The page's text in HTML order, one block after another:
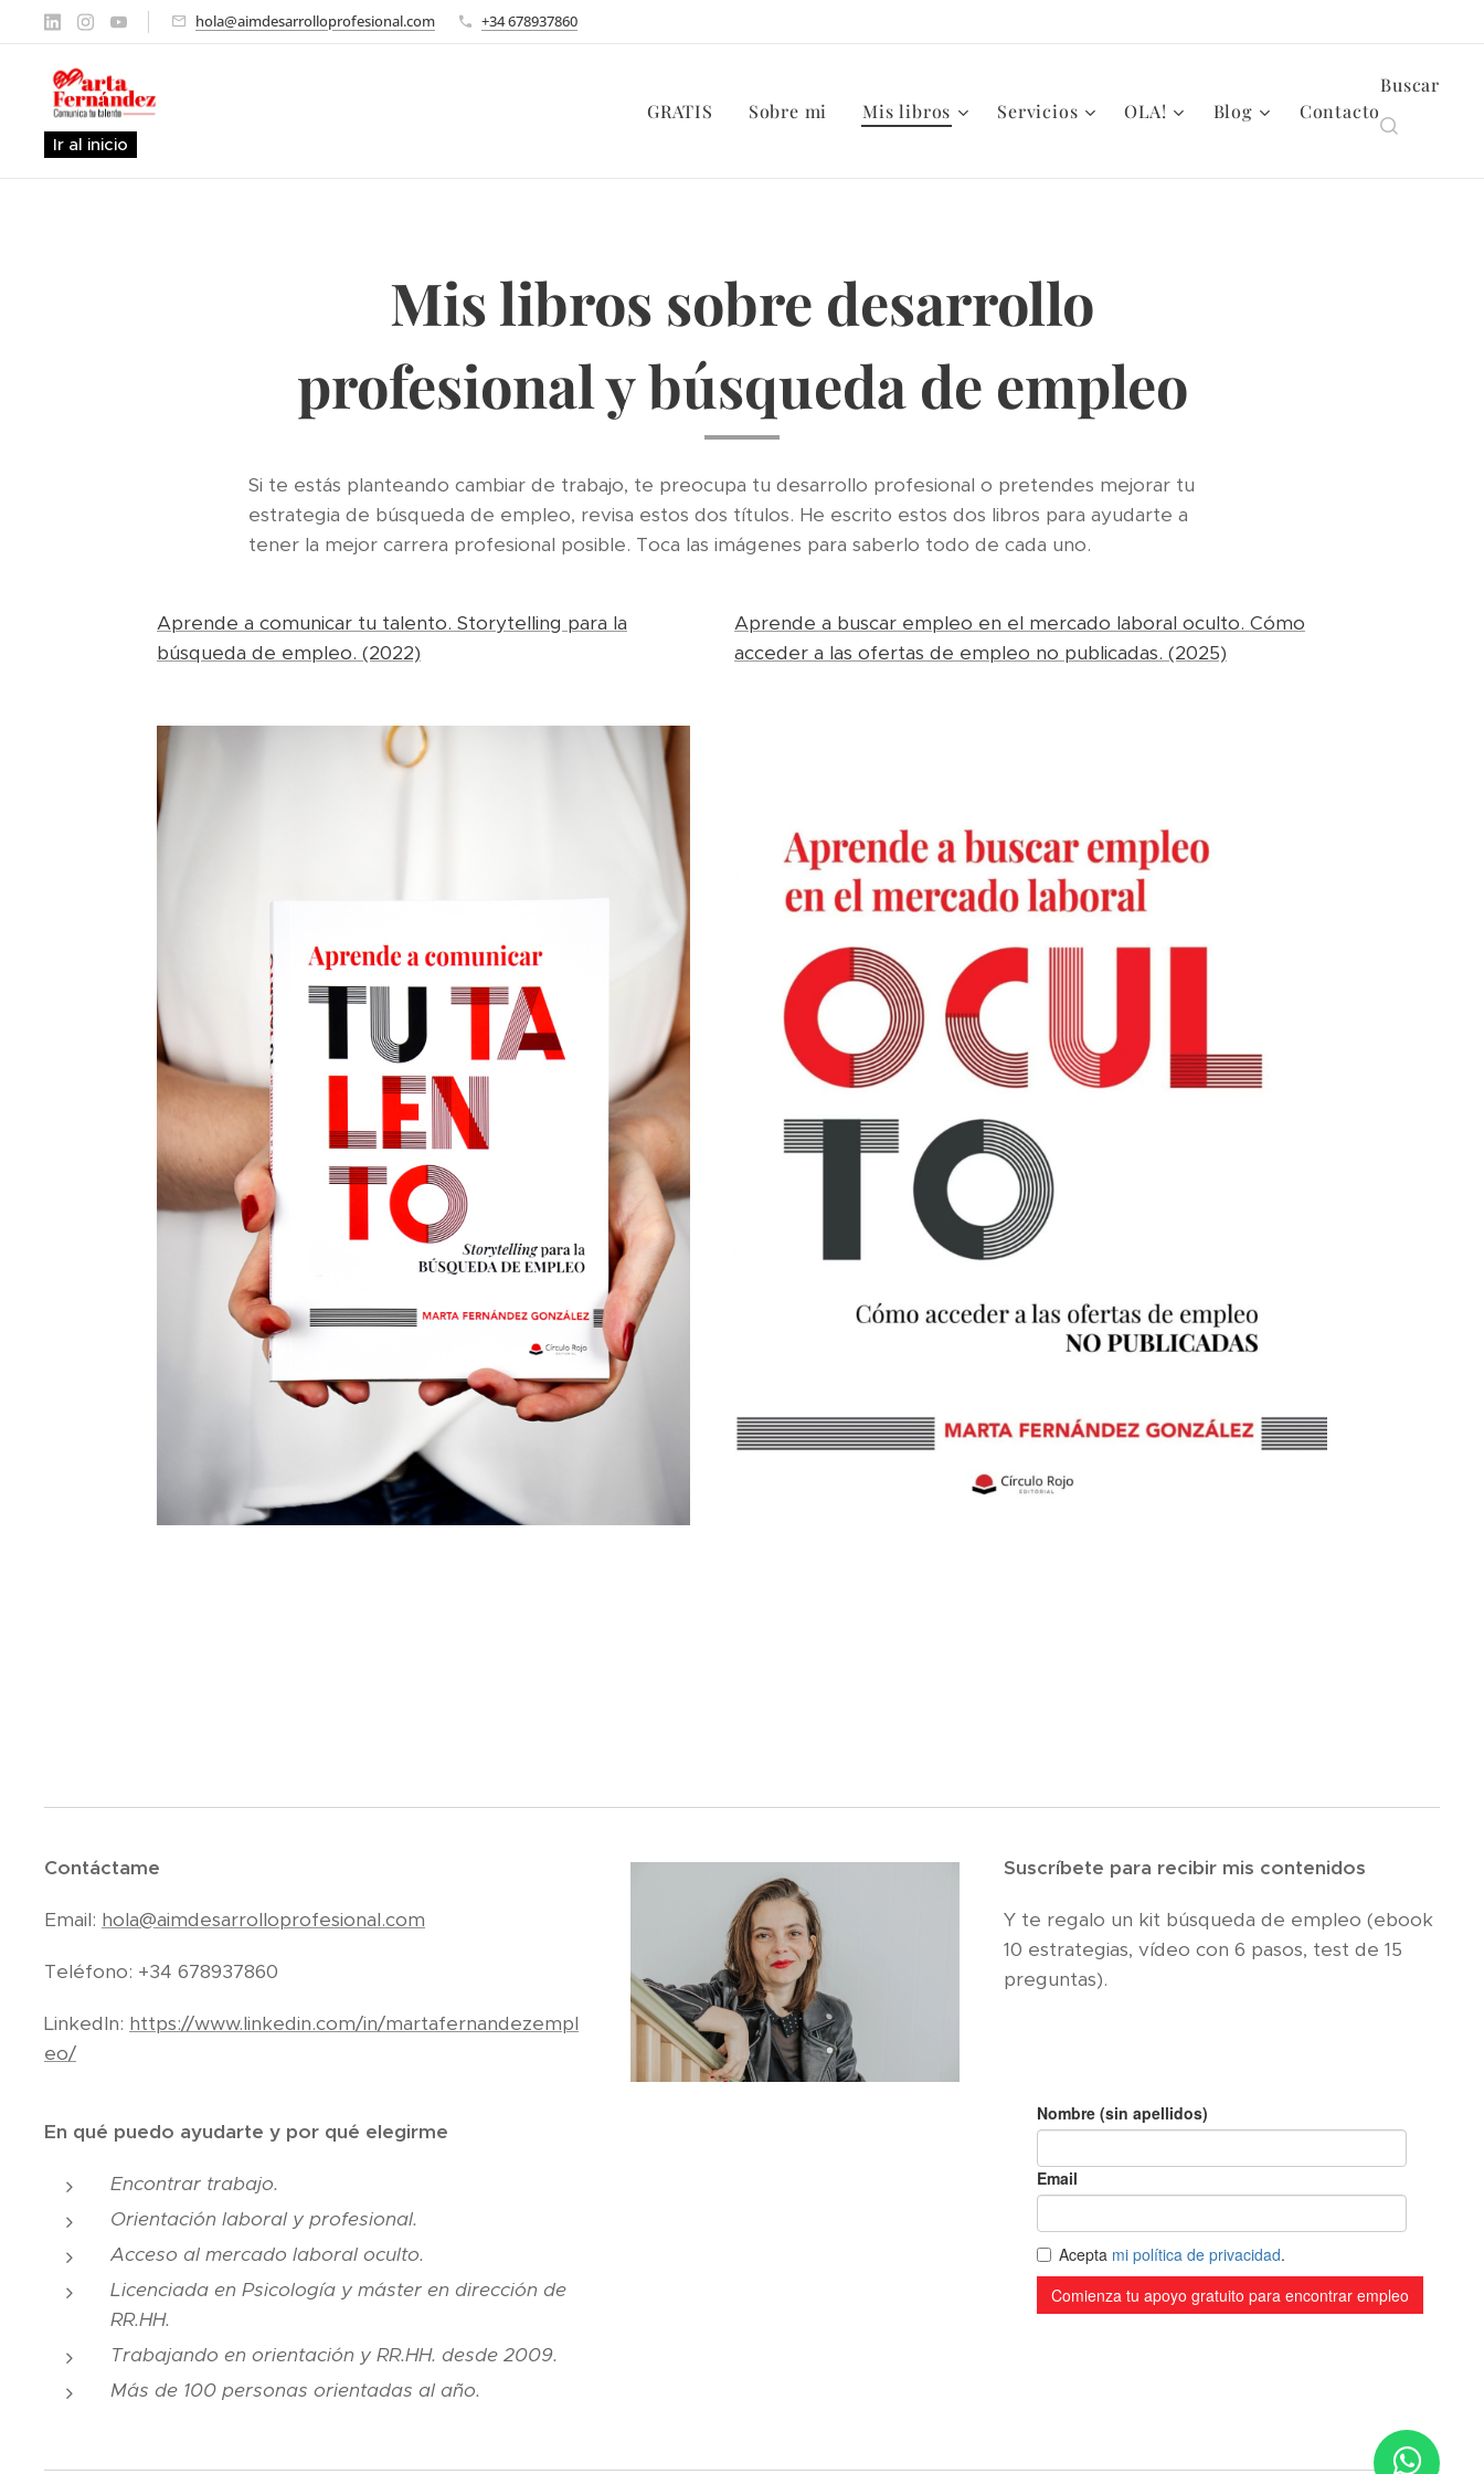
hola@aimdesarrolloprofesional.com +34 678937860
Ir al inicio
GRATIS Sobre mi Mis libros Servicios OLA! Blog Contacto
Buscar
Mis libros sobre desarrollo
profesional y búsqueda de empleo
Si te estás planteando cambiar de trabajo, te preocupa tu desarrollo profesional o pretendes mejorar tu
estrategia de búsqueda de empleo, revisa estos dos títulos. He escrito estos dos libros para ayudarte a
tener la mejor carrera profesional posible. Toca las imágenes para saberlo todo de cada uno.
Aprende a comunicar tu talento. Storytelling para la
búsqueda de empleo. (2022)
Aprende a buscar empleo en el mercado laboral oculto. Cómo
acceder a las ofertas de empleo no publicadas. (2025)
Contáctame
Email: hola@aimdesarrolloprofesional.com
Teléfono: +34 678937860
LinkedIn: https://www.linkedin.com/in/martafernandezempl
eo/
En qué puedo ayudarte y por qué elegirme
Encontrar trabajo.
Orientación laboral y profesional.
Acceso al mercado laboral oculto.
Licenciada en Psicología y máster en dirección de
RR.HH.
Trabajando en orientación y RR.HH. desde 2009.
Más de 100 personas orientadas al año.
Suscríbete para recibir mis contenidos
Y te regalo un kit búsqueda de empleo (ebook
10 estrategias, vídeo con 6 pasos, test de 15
preguntas).